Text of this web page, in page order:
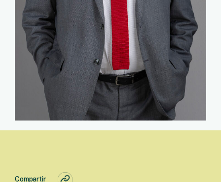
Compartir